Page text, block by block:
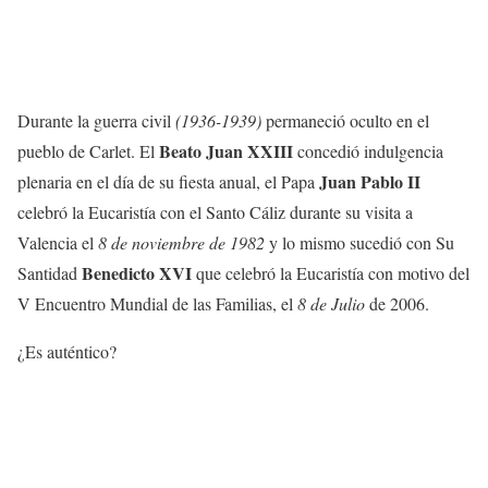
Durante la guerra civil(1936-1939)permaneció oculto en el
pueblo de Carlet. ElBeato Juan XXIIIconcedió indulgencia
plenaria en el día de su fiesta anual, el PapaJuan Pablo II
celebró la Eucaristía con el Santo Cáliz durante su visita a
Valencia el8 de noviembre de 1982y lo mismo sucedió con Su
SantidadBenedicto XVIque celebró la Eucaristía con motivo del
V Encuentro Mundial de las Familias, el8 de Juliode 2006.
¿Es auténtico?